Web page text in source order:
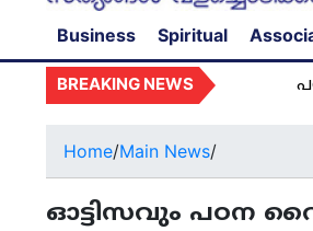
Business Spiritual
BREAKING NEWS
Home/Main News/
ഓട്ടിസവും പഠന